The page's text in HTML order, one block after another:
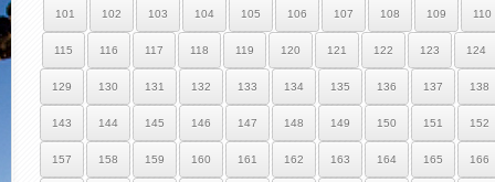
101 102 103 104 105 106 107 108 109 110
115 116 117 118 119 120 121 122 123 124
129 130 131 132 133 134 135 136 137 138
143 144 145 146 147 148 149 150 151 152
157 158 159 160 161 162 163 164 165 166